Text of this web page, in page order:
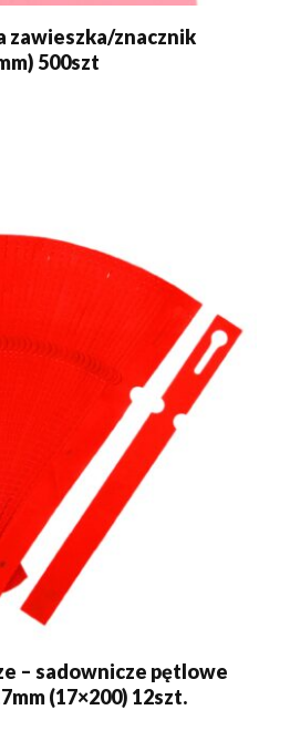
zawieszka/znacznik
500szt
– sadownicze pętlowe
(17×200) 12szt.